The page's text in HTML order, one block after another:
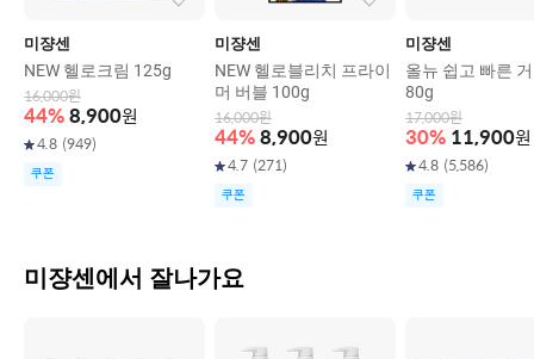
미쟝센
NEW 헬로크림 125g
16,000원
44% 8,900원
4.8 (949)
쿠폰
미쟝센
NEW 헬로블리치 프라이
머 버블 100g
16,000원
44% 8,900원
4.7 (271)
쿠폰
미쟝센
올뉴 쉽고 빠른
80g
17,000원
30% 11,900원
4.8 (5,586)
쿠폰
미쟝센에서 잘나가요